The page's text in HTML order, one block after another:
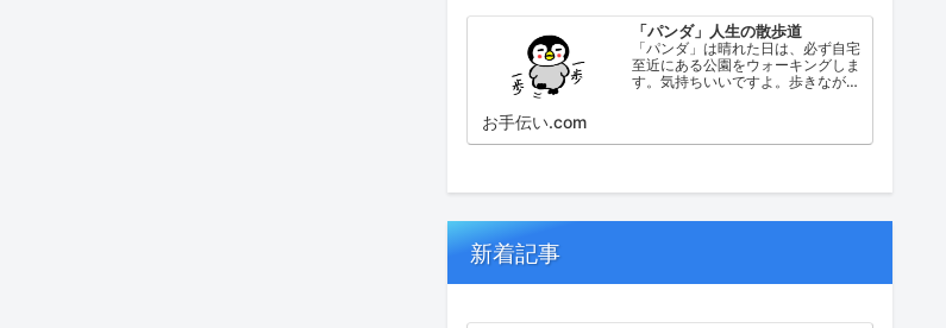
「パンダ」人生の散歩道
「パンダ」は晴れた日は、必ず自宅
至近にある公園をウォーキングしま
す。気持ちいいですよ。歩きなが
お手伝い.com
新着記事